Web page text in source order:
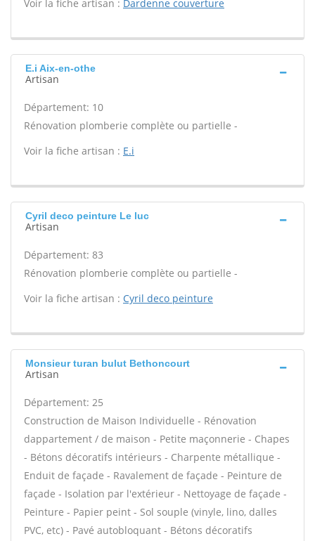
Voir la fiche artisan : Dardenne couverture
E.i Aix-en-othe
Artisan
Département: 10
Rénovation plomberie complète ou partielle -
Voir la fiche artisan : E.i
Cyril deco peinture Le luc
Artisan
Département: 83
Rénovation plomberie complète ou partielle -
Voir la fiche artisan : Cyril deco peinture
Monsieur turan bulut Bethoncourt
Artisan
Département: 25
Construction de Maison Individuelle - Rénovation
dappartement / de maison - Petite maçonnerie - Chapes
- Bétons décoratifs intérieurs - Charpente métallique -
Enduit de façade - Ravalement de façade - Peinture de
façade - Isolation par l'extérieur - Nettoyage de façade -
Peinture - Papier peint - Sol souple (vinyle, lino, dalles
PVC, etc) - Pavé autobloquant - Bétons décoratifs